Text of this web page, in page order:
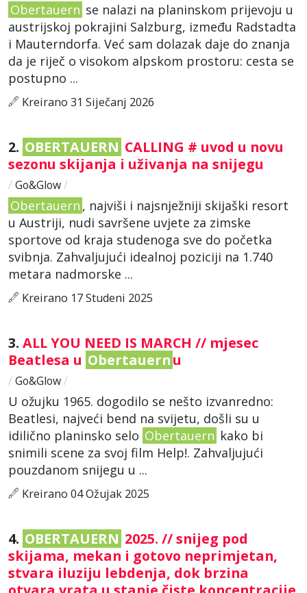
Obertauern se nalazi na planinskom prijevoju u
austrijskoj pokrajini Salzburg, između Radstadta
i Mauterndorfa. Već sam dolazak daje do znanja
da je riječ o visokom alpskom prostoru: cesta se
postupno ...
Kreirano 31 Siječanj 2026
2. OBERTAUERN CALLING # uvod u novu
sezonu skijanja i uživanja na snijegu
/ Go&Glow/
Obertauern , najviši i najsnježniji skijaški resort
u Austriji, nudi savršene uvjete za zimske
sportove od kraja studenoga sve do početka
svibnja. Zahvaljujući idealnoj poziciji na 1.740
metara nadmorske ...
Kreirano 17 Studeni 2025
3. ALL YOU NEED IS MARCH // mjesec
Beatlesa u Obertauernu
/ Go&Glow/
U ožujku 1965. dogodilo se nešto izvanredno:
Beatlesi, najveći bend na svijetu, došli su u
idilično planinsko selo Obertauern kako bi
snimili scene za svoj film Help!. Zahvaljujući
pouzdanom snijegu u ...
Kreirano 04 Ožujak 2025
4. OBERTAUERN 2025. // snijeg pod
skijama, mekan i gotovo neprimjetan,
stvara iluziju lebdenja, dok brzina